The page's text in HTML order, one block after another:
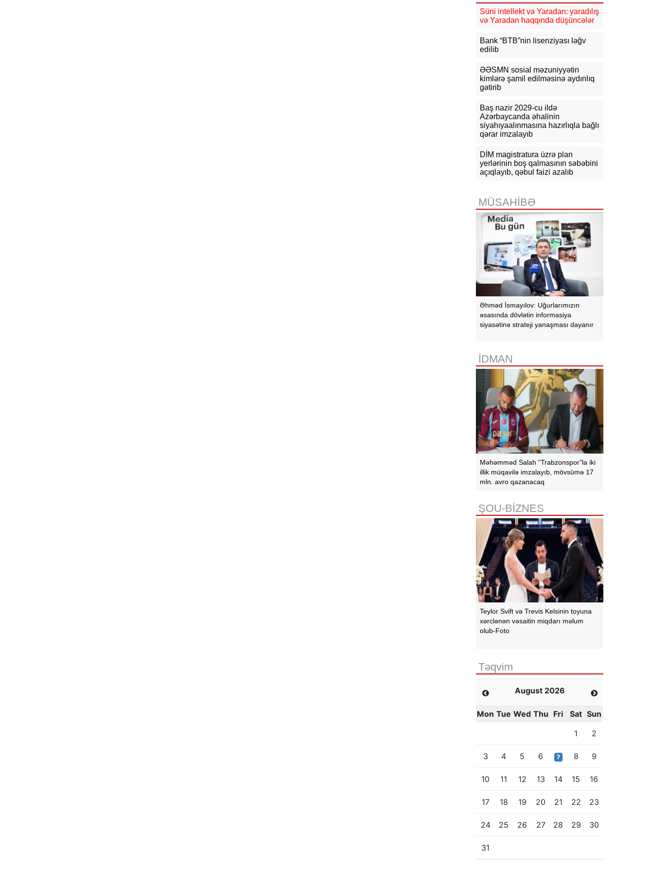
buğda, 10 vaqon daş kömür
göndəriləcək
Ukraynadan çox ABŞ-a lazımdır
müharibəsi ilə bağlı yeni
proqnozunu açıqlayıb
09:10
08:57 Pezeşkian: ABŞ İranın tətbiq
edilən təzyiqlər nəticəsində süqut
edəcəyini düşünürdü
Süni intellekt və Yaradan: yaradılış
və Yaradan haqqında düşüncələr
Bank “BTB”nin lisenziyası ləğv
edilib
ƏƏSMN sosial məzuniyyətin
kimlərə şamil edilməsinə aydınlıq
gətirib
Baş nazir 2029-cu ildə
Azərbaycanda əhalinin
siyahıyaalınmasına hazırlıqla bağlı
qərar imzalayıb
DİM magistratura üzrə plan
yerlərinin boş qalmasının səbəbini
açıqlayıb, qəbul faizi azalıb
MÜSAHİBƏ
Əhməd İsmayılov: Uğurlarımızın
əsasında dövlətin informasiya
siyasətinə strateji yanaşması dayanır
İDMAN
Məhəmməd Salah “Trabzonspor”la iki
illik müqavilə imzalayıb, mövsümə 17
mln. avro qazanacaq
ŞOU-BİZNES
Teylor Svift və Trevis Kelsinin toyuna
xərclənən vəsaitin miqdarı məlum
olub-Foto
Təqvim
August 2026
Mon Tue Wed Thu Fri Sat Sun
1
2
3 4 5 6 7 8 9
10 11 12 13 14 15 16
17 18 19 20 21 22 23
24 25 26 27 28 29 30
31